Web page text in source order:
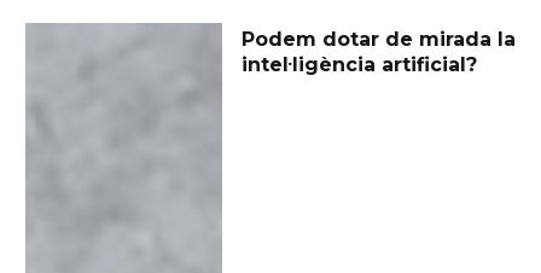
Podem dotar de mirada la
intel·ligència artificial?